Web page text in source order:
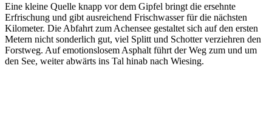
Eine kleine Quelle knapp vor dem Gipfel bringt die ersehnte
Erfrischung und gibt ausreichend Frischwasser für die nächsten
Kilometer. Die Abfahrt zum Achensee gestaltet sich auf den ersten
Metern nicht sonderlich gut, viel Splitt und Schotter verziehren den
Forstweg. Auf emotionslosem Asphalt führt der Weg zum und um
den See, weiter abwärts ins Tal hinab nach Wiesing.